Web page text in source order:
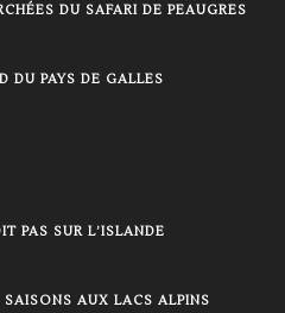
DU SAFARI DE PEAUGRES
DU PAYS DE GALLES
PAS SUR L’ISLANDE
AUX LACS ALPINS